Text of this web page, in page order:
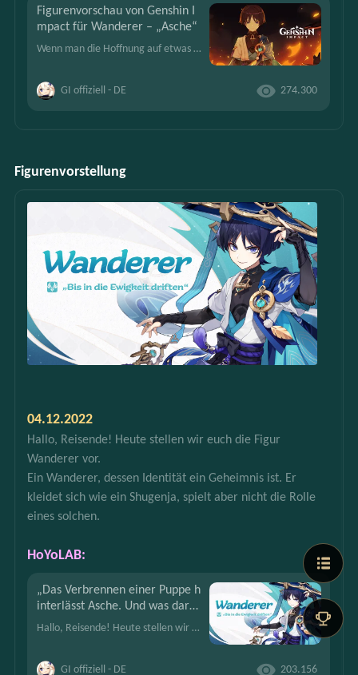
Figurenvorschau von Genshin I
mpact für Wanderer – „Asche“
Wenn man die Hoffnung auf etwas setzt, das einem nicht gehört, wird man von Verzweiflung verschlungen.Aber wenn die Verzweiflung ihn nicht verzehrt, wird daraus etwas Neues entstehen.
GI offiziell - DE 274.300
Figurenvorstellung
04.12.2022
Hallo, Reisende! Heute stellen wir euch die Figur
Wanderer vor.
Ein Wanderer, dessen Identität ein Geheimnis ist. Er
kleidet sich wie ein Shugenja, spielt aber nicht die Rolle
eines solchen.
HoYoLAB:
„Das Verbrennen einer Puppe h
interlässt Asche. Und was dara
us entstehen wird ...“ – „Bis in dHallo, Reisende! Heute stellen wir euch die Figur Wanderer vor.Ein Wanderer, dessen Identität ein Geheimnis ist. Er kleidet sich wie ein Shugenja, spielt aber nicht die Rolle eines solchen.
GI offiziell - DE 203.156